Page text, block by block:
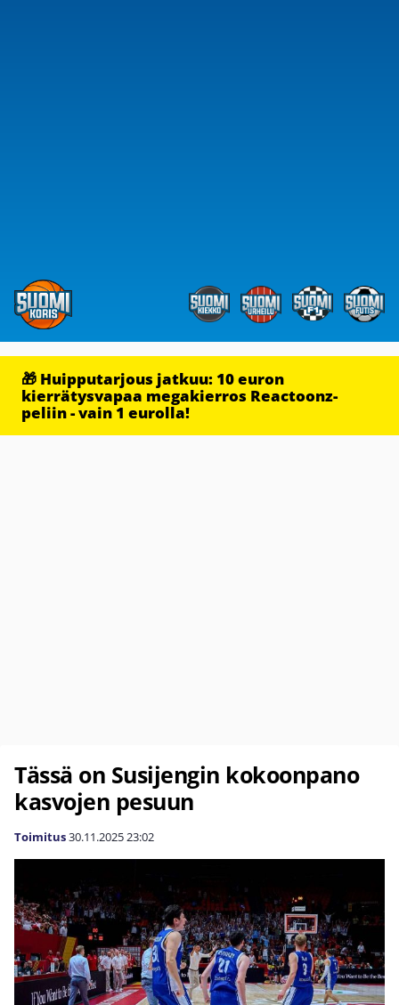
🎁 Huipputarjous jatkuu: 10 euron
kierrätysvapaa megakierros Reactoonz-
peliin - vain 1 eurolla!
Tässä on Susijengin kokoonpano
kasvojen pesuun
Toimitus30.11.202523:02